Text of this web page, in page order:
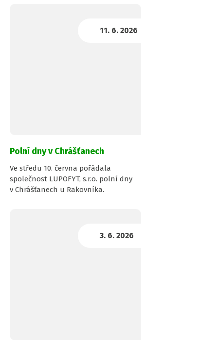
Polní dny v Chrášťanech
Ve středu 10. června pořádala
společnost LUPOFYT, s.r.o. polní dny
v Chrášťanech u Rakovníka.